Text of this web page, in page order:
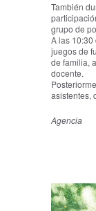
También
grupo de
A las
juegos de
de familia,
docente.
asistentes,
Agencia